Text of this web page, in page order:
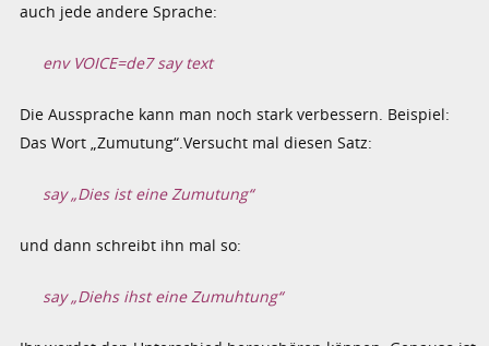
auch jede andere Sprache:
env VOICE=de7 say text
Die Aussprache kann man noch stark verbessern. Beispiel:
Das Wort „Zumutung“.Versucht mal diesen Satz:
say „Dies ist eine Zumutung“
und dann schreibt ihn mal so:
say „Diehs ihst eine Zumuhtung“